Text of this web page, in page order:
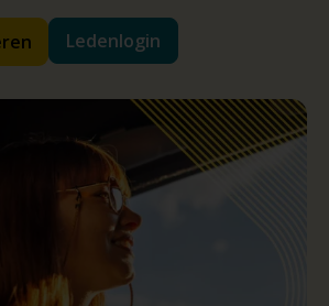
Ledenlogin